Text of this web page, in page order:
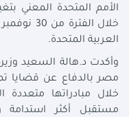
العربية المتحدة.
وأكدت د.هالة السعيد
مصر بالدفاع عن قضايا
خلال مبادراتها متعددة
مستقبل أكثر استدامة